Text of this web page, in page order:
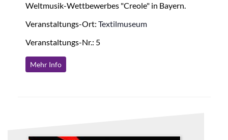
Weltmusik-Wettbewerbes "Creole" in Bayern.
Veranstaltungs-Ort: Textilmuseum
Veranstaltungs-Nr.: 5
Mehr Info